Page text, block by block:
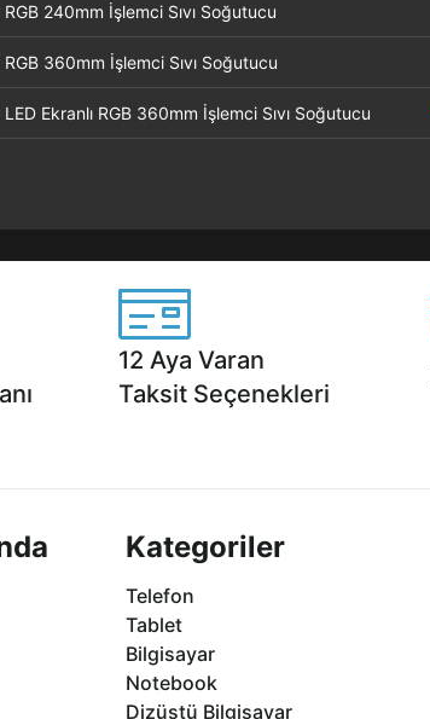
240mm İşlemci Sıvı Soğutucu
360mm İşlemci Sıvı Soğutucu
Ekranlı RGB 360mm İşlemci Sıvı Soğutucu
12 Aya Varan
Taksit Seçenekleri
Kategoriler
Telefon
Tablet
Bilgisayar
Notebook
Dizüstü Bilgisayar